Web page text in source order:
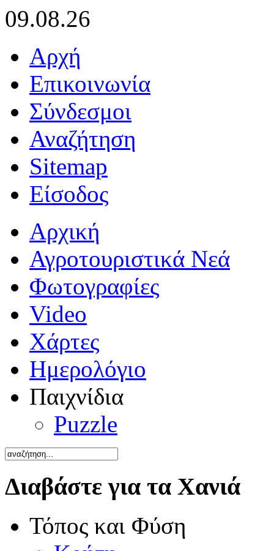
09.08.26
Αρχή
Επικοινωνία
Σύνδεσμοι
Αναζήτηση
Sitemap
Είσοδος
Αρχική
Αγροτουριστικά Νεά
Φωτογραφίες
Video
Χάρτες
Ημερολόγιο
Παιχνίδια
Puzzle
Διαβάστε για τα Χανιά
Τόπος και Φύση